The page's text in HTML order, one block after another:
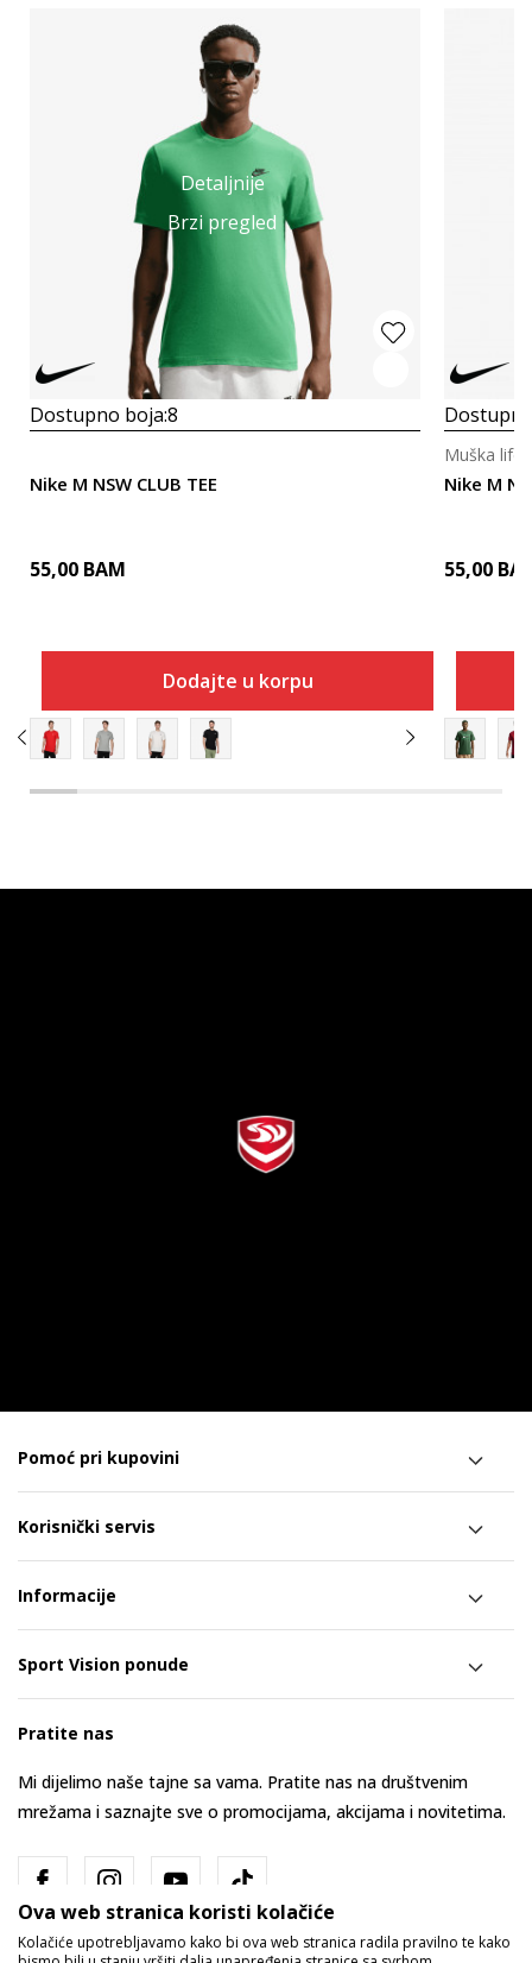
Detaljnije
Brzi pregled
Dostupno boja:8
Nike M NSW CLUB TEE
55,00 BAM
Dodajte u korpu
Nike M
Muška
55,00
Pomoć pri kupovini
Korisnički servis
Informacije
Sport Vision ponude
Pratite nas
Mi dijelimo naše tajne sa vama. Pratite nas na društvenim
mrežama i saznajte sve o promocijama, akcijama i novitetima.
Ova web stranica koristi kolačiće
Kolačiće upotrebljavamo kako bi ova web stranica radila pravilno te kako